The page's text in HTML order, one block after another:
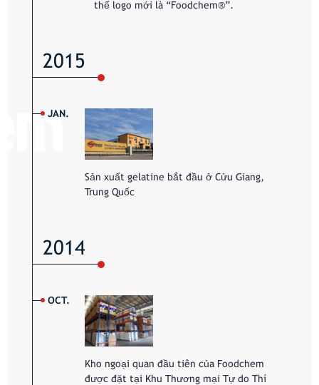
thế logo mới là “Foodchem®”.
2015
JAN.
Sản xuất gelatine bắt đầu ở Cửu Giang,
Trung Quốc
2014
OCT.
Kho ngoại quan đầu tiên của Foodchem
được đặt tại Khu Thương mại Tự do Thí